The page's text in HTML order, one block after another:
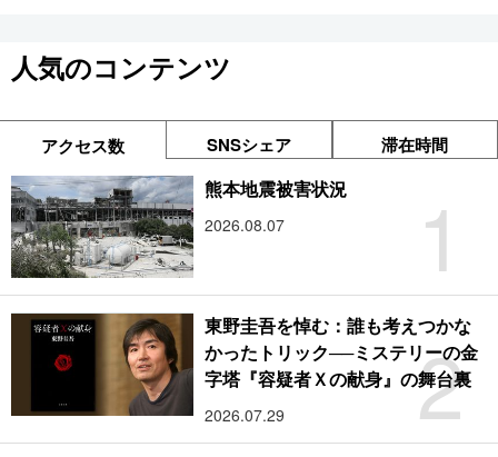
人気のコンテンツ
アクセス数 SNSシェア 滞在時間
1
熊本地震被害状況
2026.08.07
2
東野圭吾を悼む：誰も考えつかな
かったトリック──ミステリーの金
字塔『容疑者Ｘの献身』の舞台裏
2026.07.29